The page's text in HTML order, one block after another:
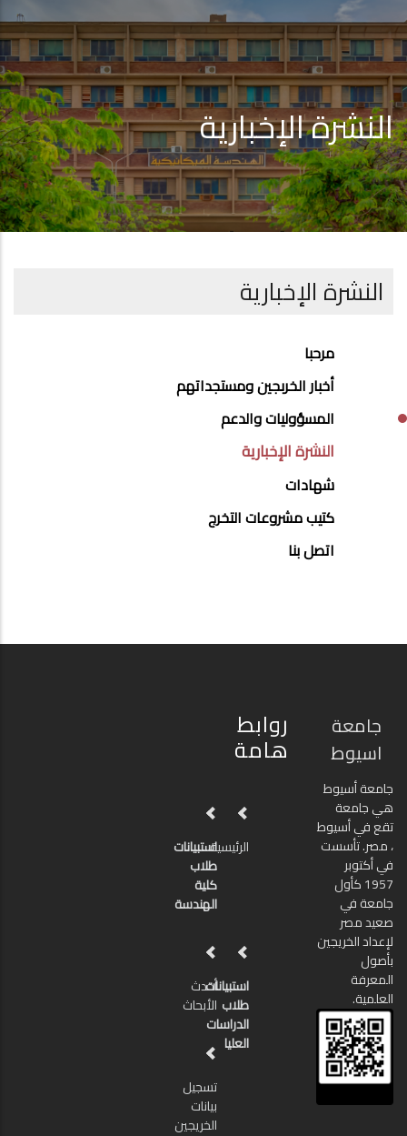
النشرة الإخبارية
النشرة الإخبارية
ALUMNIمرحبا
أخبار الخربجين ومستجداتهم
المسؤوليات والدعم
النشرة الإخبارية
شهادات
كتيب مشروعات التخرج
اتصل بنا
جامعة
اسيوط
جامعة أسيوط
هي جامعة
تقع في أسيوط
، مصر. تأسست
في أكتوبر
1957 كأول
جامعة في
صعيد مصر
لإعداد الخريجين
بأصول
المعرفة
العلمية.
روابط
هامة
الرئيسيةاستبيانات
طلاب
كلية
الهندسة
استبيانات
طلاب
الدراسات
العليا
أحدث
الأبحاث
تسجيل
بيانات
الخريجين